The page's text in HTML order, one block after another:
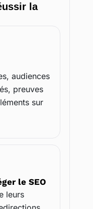
la
audiences
preuves
sur
le SEO
leurs